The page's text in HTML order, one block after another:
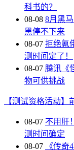
科书的？
08-08 8月黑
黑停不下来
08-07 拒绝氪
测时间定了！
08-07 腾讯《
物可供挑战
【测试资格活动
08-07 不用肝
测时间确定
08-07
《传